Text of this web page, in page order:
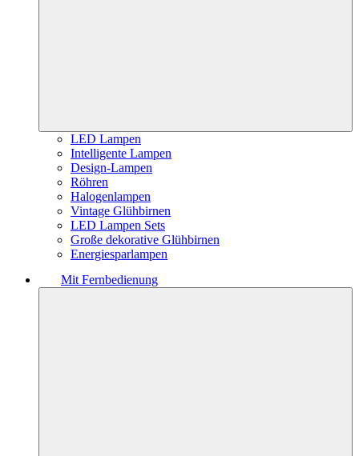
LED Lampen
Intelligente Lampen
Design-Lampen
Röhren
Halogenlampen
Vintage Glühbirnen
LED Lampen Sets
Große dekorative Glühbirnen
Energiesparlampen
Mit Fernbedienung